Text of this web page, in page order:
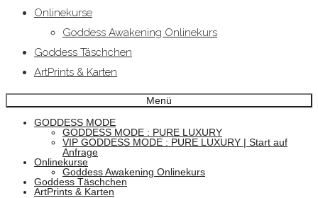
Onlinekurse
Goddess Awakening Onlinekurs
Goddess Täschchen
ArtPrints & Karten
Menü
GODDESS MODE
GODDESS MODE : PURE LUXURY
VIP GODDESS MODE : PURE LUXURY | Start auf
Anfrage
Onlinekurse
Goddess Awakening Onlinekurs
Goddess Täschchen
ArtPrints & Karten